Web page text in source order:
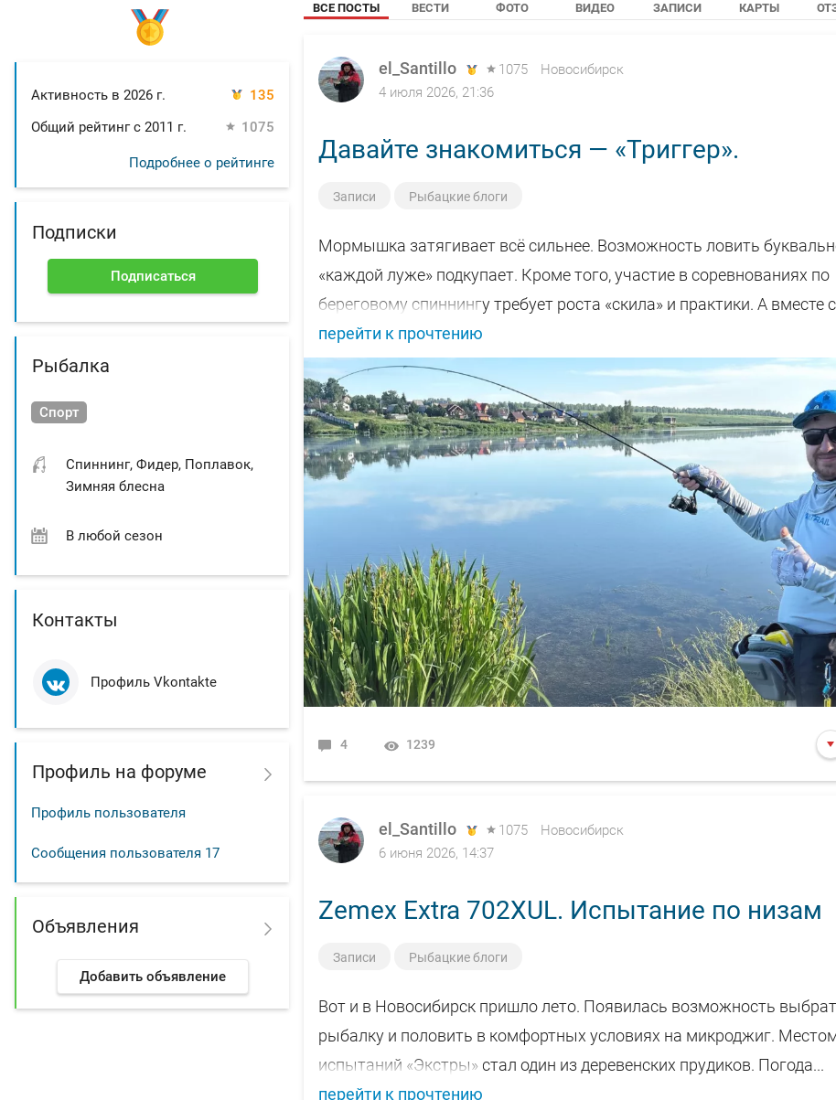
Активность в 2026 г.
135
Общий рейтинг с 2011 г.
1075
Подробнее о рейтинге
Подписки
Подписаться
Рыбалка
Спорт
Спиннинг, Фидер, Поплавок,
Зимняя блесна
В любой сезон
Контакты
Профиль Vkontakte
Профиль на форуме
Профиль пользователя
Сообщения пользователя 17
Объявления
Добавить объявление
ВСЕ ПОСТЫ ВЕСТИ ФОТО ВИДЕО ЗАПИСИ КАРТЫ
el_Santillo 1075
Новосибирск
4 июля 2026, 21:36
Давайте знакомиться — «Триггер».
Записи Рыбацкие блоги
Мормышка затягивает всё сильнее. Возможность ловить
«каждой луже» подкупает. Кроме того, участие в соревнованиях по
береговому спиннингу требует роста «скила» и практики. А вместе
перейти к прочтению
4 1239
el_Santillo 1075
Новосибирск
6 июня 2026, 14:37
Zemex Extra 702XUL. Испытание по низам
Записи Рыбацкие блоги
Вот и в Новосибирск пришло лето. Появилась возможность
рыбалку и половить в комфортных условиях на микроджиг.
испытаний «Экстры» стал один из деревенских прудиков. Погода...
перейти к прочтению